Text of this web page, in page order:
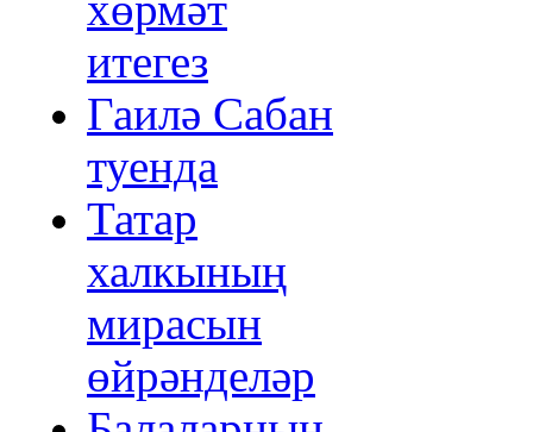
хөрмәт
итегез
Гаилә Сабан
туенда
Татар
халкының
мирасын
өйрәнделәр